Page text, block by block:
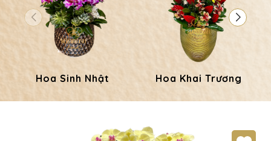
Hoa Sinh Nhật Hoa Khai Trương